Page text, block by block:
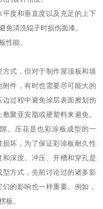
度和垂直度以及充足的上下
免清洗辊子时损伤面漆。
性能。
式，但对于制作屋顶板和墙
件，有时也需要尽可能大的
过程中避免涂层表面擦划伤
聚亚安脂或硬塑料来避免。
。压花是也彩涂板成型的一
坏，为了保证彩涂板耐久性
深度。冲压、开槽和穿孔是
方式，先前讨论过的诸多影
的影响也一样重要。例如，
板。